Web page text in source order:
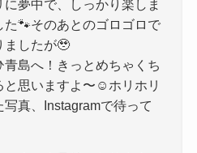
夢中で、しっかり楽しま
た🐾そのあとのゴロゴロで
ましたが🥹
青島へ！きっとめちゃくち
と思いますよ〜☺️ホリホリ
写真、Instagramで待って